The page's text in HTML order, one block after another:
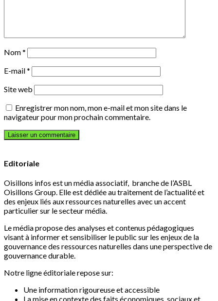
Nom*
E-mail*
Site web
Enregistrer mon nom, mon e-mail et mon site dans le
navigateur pour mon prochain commentaire.
Editoriale
Oisillons infos est un média associatif, branche de l’ASBL
Oisillons Group. Elle est dédiée au traitement de l’actualité et
des enjeux liés aux ressources naturelles avec un accent
particulier sur le secteur média.
Le média propose des analyses et contenus pédagogiques
visant à informer et sensibiliser le public sur les enjeux de la
gouvernance des ressources naturelles dans une perspective de
gouvernance durable.
Notre ligne éditoriale repose sur:
Une information rigoureuse et accessible
La mise en contexte des faits économiques, sociaux et